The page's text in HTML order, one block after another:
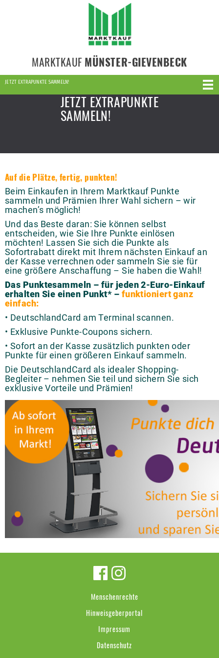
MARKTKAUF MÜNSTER-GIEVENBECK
JETZT EXTRAPUNKTE SAMMELN!
JETZT EXTRAPUNKTE
SAMMELN!
Auf die Plätze, fertig, punkten!
Beim Einkaufen in Ihrem Marktkauf Punkte
sammeln und Prämien Ihrer Wahl sichern – wir
machen’s möglich!
Und das Beste daran: Sie können selbst
entscheiden, wie Sie Ihre Punkte einlösen
möchten! Lassen Sie sich die Punkte als
Sofortrabatt direkt mit Ihrem nächsten Einkauf an
der Kasse verrechnen oder sammeln Sie sie für
eine größere Anschaffung – Sie haben die Wahl!
Das Punktesammeln – für jeden 2-Euro-Einkauf
erhalten Sie einen Punkt* – funktioniert ganz
einfach:
• DeutschlandCard am Terminal scannen.
• Exklusive Punkte-Coupons sichern.
• Sofort an der Kasse zusätzlich punkten oder
Punkte für einen größeren Einkauf sammeln.
Die DeutschlandCard als idealer Shopping-
Begleiter – nehmen Sie teil und sichern Sie sich
exklusive Vorteile und Prämien!
Menschenrechte
Hinweisgeberportal
Impressum
Datenschutz